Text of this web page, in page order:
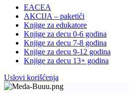
EACEA
AKCIJA – paketići
Knjige za edukatore
Knjige za decu 0-6 godina
Knjige za decu 7-8 godina
Knjige za decu 9-12 godina
Knjige za decu 13+ godina
Uslovi korišćenja